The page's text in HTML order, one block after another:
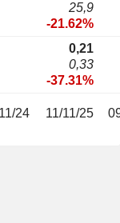
25,9
-21.62%
0,21
0,33
-37.31%
24 11/11/25